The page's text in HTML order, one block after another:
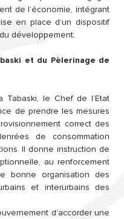
de l’économie, intégrant
en place d’un dispositif
développement.
et du Pèlerinage de
le Chef de l’Etat
de prendre les mesures
correct des
de consommation
Il donne instruction de
au renforcement
bonne organisation des
et interurbains des
d’accorder une